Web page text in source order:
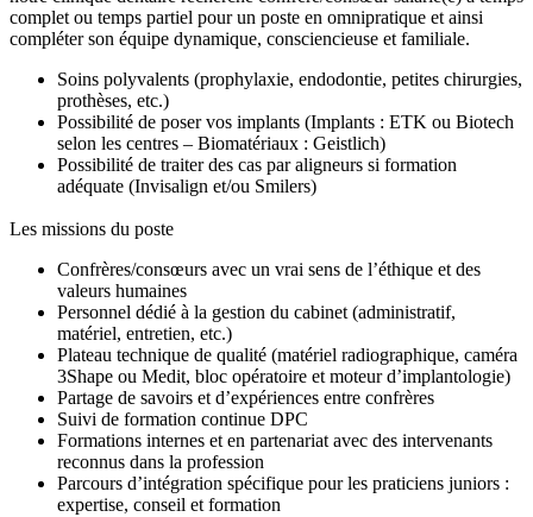
complet ou temps partiel pour un poste en omnipratique et ainsi
compléter son équipe dynamique, consciencieuse et familiale.
Soins polyvalents (prophylaxie, endodontie, petites chirurgies,
prothèses, etc.)
Possibilité de poser vos implants (Implants : ETK ou Biotech
selon les centres – Biomatériaux : Geistlich)
Possibilité de traiter des cas par aligneurs si formation
adéquate (Invisalign et/ou Smilers)
Les missions du poste
Confrères/consœurs avec un vrai sens de l’éthique et des
valeurs humaines
Personnel dédié à la gestion du cabinet (administratif,
matériel, entretien, etc.)
Plateau technique de qualité (matériel radiographique, caméra
3Shape ou Medit, bloc opératoire et moteur d’implantologie)
Partage de savoirs et d’expériences entre confrères
Suivi de formation continue DPC
Formations internes et en partenariat avec des intervenants
reconnus dans la profession
Parcours d’intégration spécifique pour les praticiens juniors :
expertise, conseil et formation